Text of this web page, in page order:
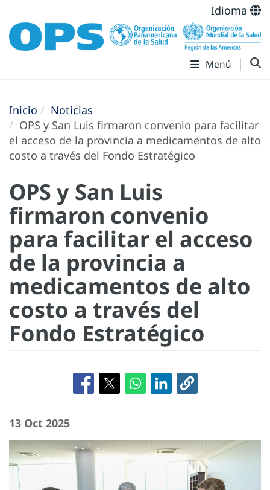
Idioma
Menú
Inicio
Noticias
OPS y San Luis firmaron convenio para facilitar
el acceso de la provincia a medicamentos de alto
costo a través del Fondo Estratégico
OPS y San Luis
firmaron convenio
para facilitar el acceso
de la provincia a
medicamentos de alto
costo a través del
Fondo Estratégico
13 Oct 2025